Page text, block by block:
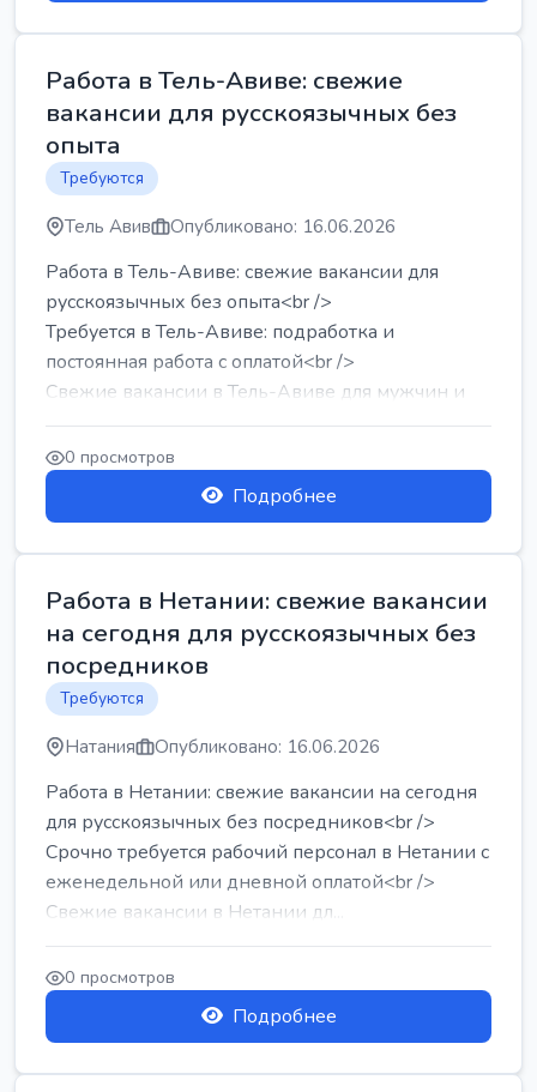
Работа в Тель-Авиве: свежие
вакансии для русскоязычных без
опыта
Требуются
Тель Авив Опубликовано: 16.06.2026
Работа в Тель-Авиве: свежие вакансии для
русскоязычных без опыта<br />
Требуется в Тель-Авиве: подработка и
постоянная работа с оплатой<br />
Свежие вакансии в Тель-Авиве для мужчин и
женщин от хозя...
0 просмотров
Подробнее
Работа в Нетании: свежие вакансии
на сегодня для русскоязычных без
посредников
Требуются
Натания Опубликовано: 16.06.2026
Работа в Нетании: свежие вакансии на сегодня
для русскоязычных без посредников<br />
Срочно требуется рабочий персонал в Нетании с
еженедельной или дневной оплатой<br />
Свежие вакансии в Нетании дл...
0 просмотров
Подробнее